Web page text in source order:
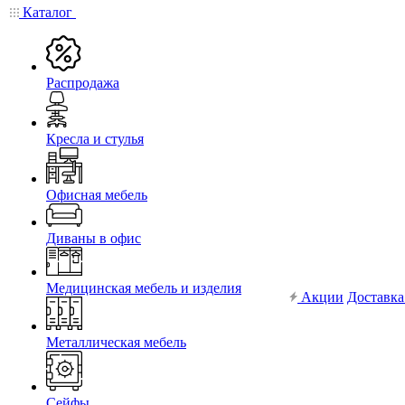
Каталог
Распродажа
Кресла и стулья
Офисная мебель
Диваны в офис
Медицинская мебель и изделия
Металлическая мебель
Акции